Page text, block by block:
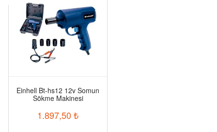
Einhell Bt-hs12 12v Somun
Sökme Makinesi
1.897,50 ₺